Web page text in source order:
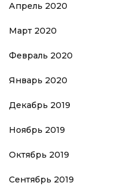
Апрель 2020
Март 2020
Февраль 2020
Январь 2020
Декабрь 2019
Ноябрь 2019
Октябрь 2019
Сентябрь 2019